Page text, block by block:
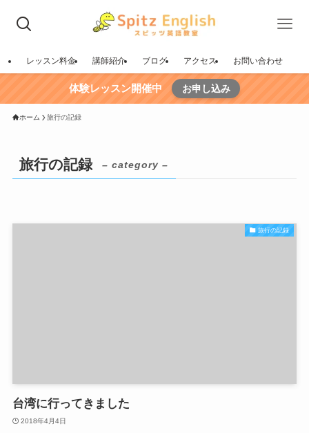
レッスン料金 講師紹介 ブログ アクセス お問い合わせ
体験レッスン開催中 お申し込み
ホーム 旅行の記録
旅行の記録 – category –
旅行の記録
台湾に行ってきました
2018年4月4日